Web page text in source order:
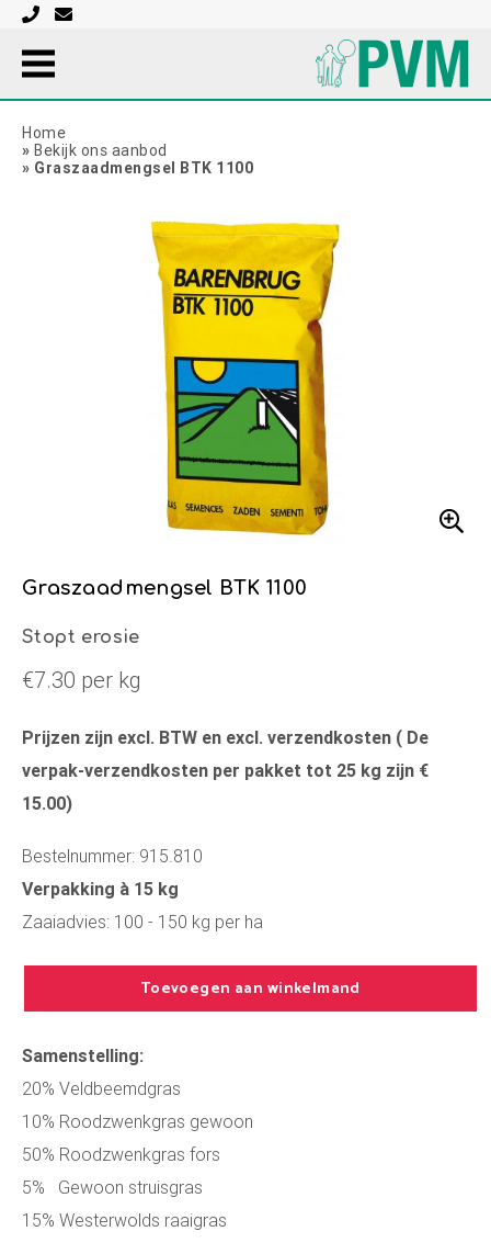
Home
» Bekijk ons aanbod
» Graszaadmengsel BTK 1100
Graszaadmengsel BTK 1100
Stopt erosie
€7.30 per kg
Prijzen zijn excl. BTW en excl. verzendkosten ( De
verpak-verzendkosten per pakket tot 25 kg zijn €
15.00)
Bestelnummer: 915.810
Verpakking à 15 kg
Zaaiadvies: 100 - 150 kg per ha
Toevoegen aan winkelmand
Samenstelling:
20% Veldbeemdgras
10% Roodzwenkgras gewoon
50% Roodzwenkgras fors
5% Gewoon struisgras
15% Westerwolds raaigras